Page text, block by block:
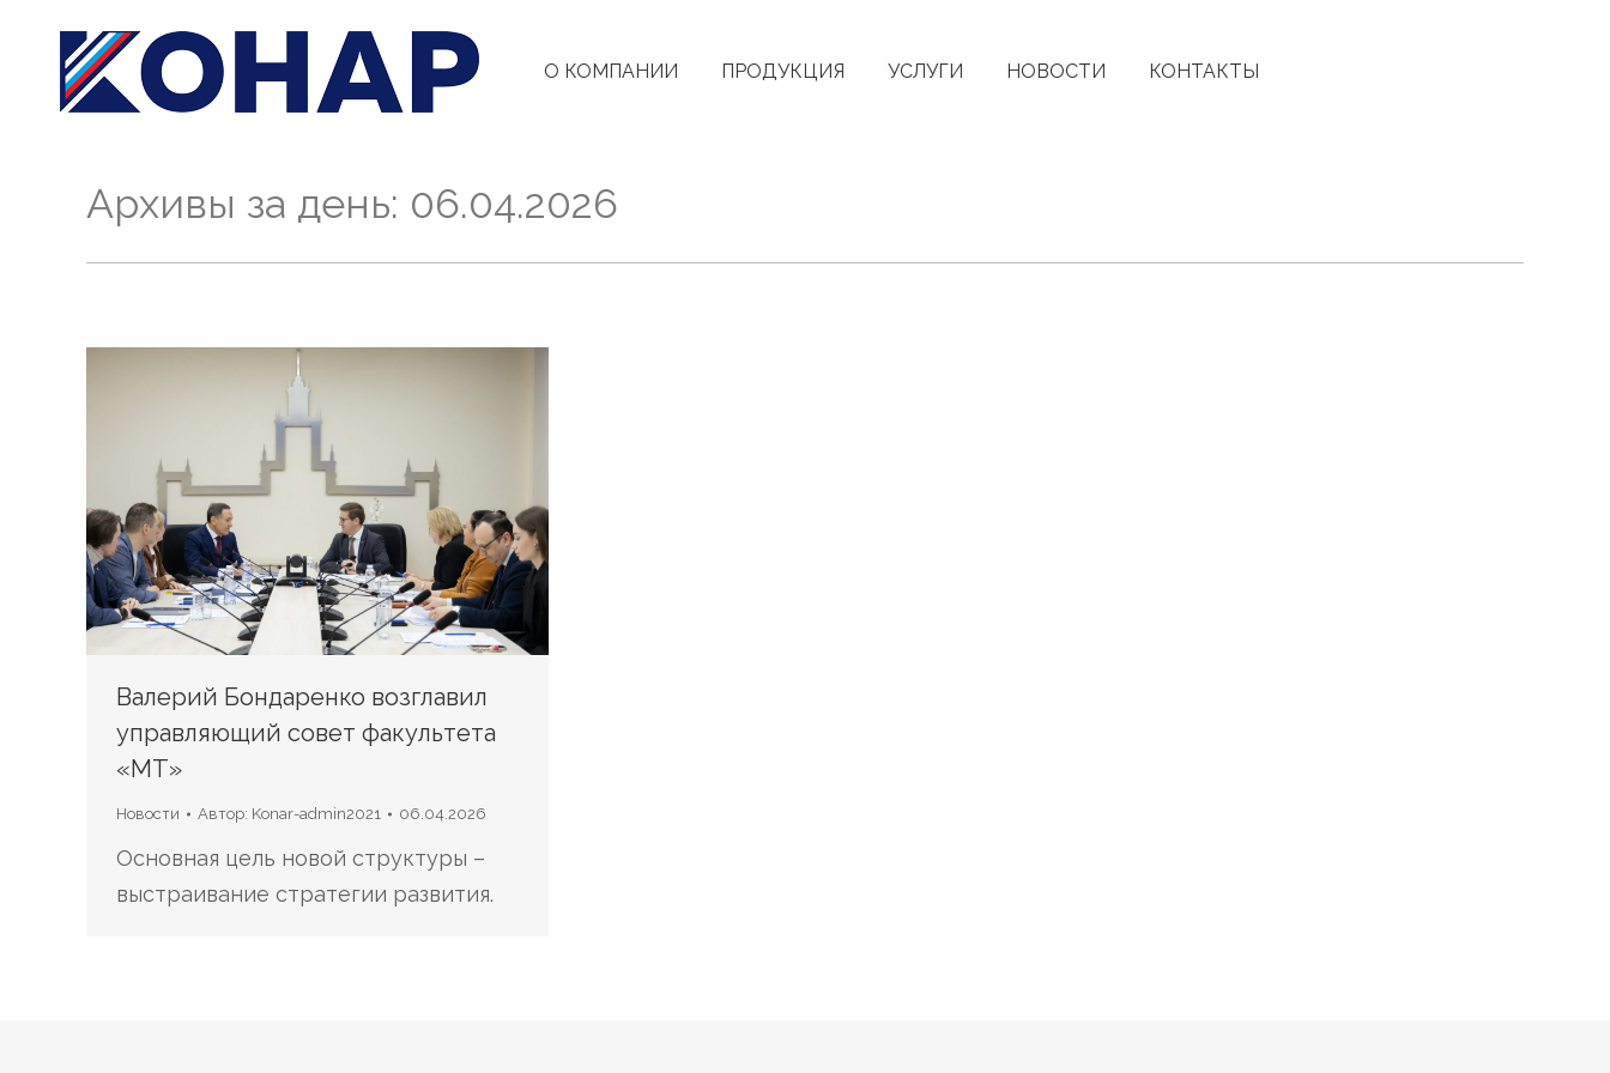
О КОМПАНИИ ПРОДУКЦИЯ УСЛУГИ НОВОСТИ КОНТАКТЫ
Архивы за день: 06.04.2026
Валерий Бондаренко возглавил
управляющий совет факультета
«МТ»
Новости Автор: Konar-admin2021 06.04.2026
Основная цель новой структуры –
выстраивание стратегии развития.